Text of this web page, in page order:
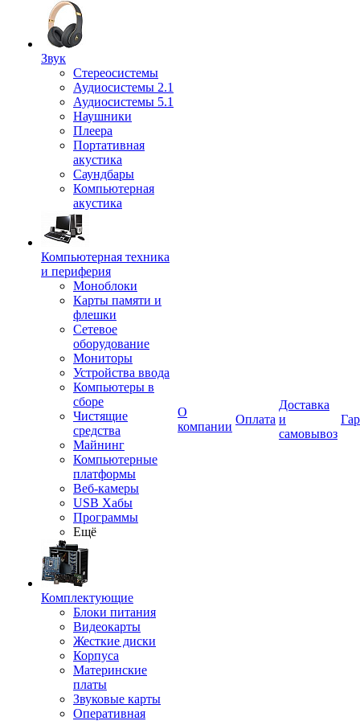
Звук
Стереосистемы
Аудиосистемы 2.1
Аудиосистемы 5.1
Наушники
Плеера
Портативная
акустика
Саундбары
Компьютерная
акустика
Компьютерная техника
и периферия
Моноблоки
Карты памяти и
флешки
Сетевое
оборудование
Мониторы
Устройства ввода
Компьютеры в
сборе
Чистящие
средства
Майнинг
Компьютерные
платформы
Веб-камеры
USB Хабы
Программы
Ещё
Комплектующие
Блоки питания
Видеокарты
Жесткие диски
Корпуса
Материнские
платы
Звуковые карты
Оперативная
О
компании
Оплата
Доставка
и
самовывоз